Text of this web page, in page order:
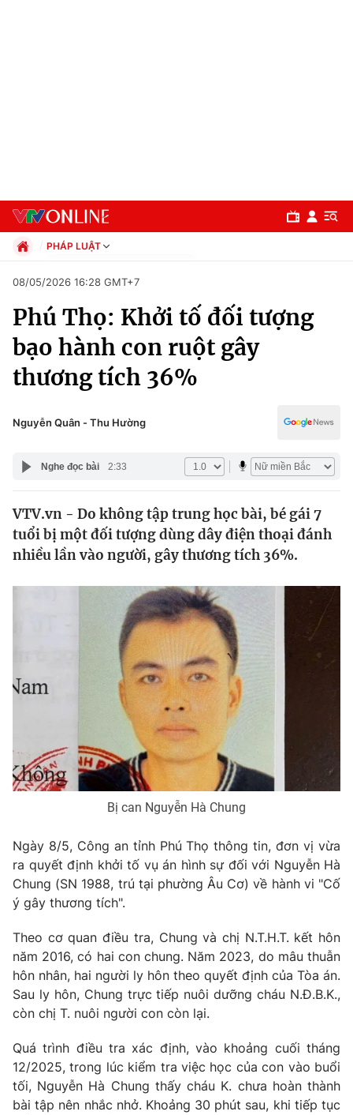
Chuyên mục
Chính trị
Thế giới
Câu chuyện quốc tế
Kinh tế
Góc doanh nghiệp
Dữ liệu và đời sống
Truyền hình
Hậu trường
Nhân vật
Giải sao mai
Điện ảnh
Âm nhạc
Đời sống
Chất lượng cuộc sống
Tuyển sinh
Học trực tuyến
Công nghệ
Hitech Công nghệ tương lai
Thị trường
Tư vấn
Giao lưu trực tuyến
Lịch phát sóng
Chuyên mục khác
Emagazine Podcast
Photo Infographic
PHÁP LUẬT
Xã hội
Pháp luật
Thể thao
Truyền hình
Văn hóa - Giải trí
Giáo dục
08/05/2026 16:28 GMT+7
Phú Thọ: Khởi tố đối tượng
bạo hành con ruột gây
thương tích 36%
Nguyễn Quân - Thu Hường
Nghe đọc bài 2:33
VTV.vn - Do không tập trung học bài, bé gái 7
tuổi bị một đối tượng dùng dây điện thoại đánh
nhiều lần vào người, gây thương tích 36%.
Bị can Nguyễn Hà Chung
Ngày 8/5, Công an tỉnh Phú Thọ thông tin, đơn vị vừa
ra quyết định khởi tố vụ án hình sự đối với Nguyễn Hà
Chung (SN 1988, trú tại phường Âu Cơ) về hành vi "Cố
ý gây thương tích".
Theo cơ quan điều tra, Chung và chị N.T.H.T. kết hôn
năm 2016, có hai con chung. Năm 2023, do mâu thuẫn
hôn nhân, hai người ly hôn theo quyết định của Tòa án.
Sau ly hôn, Chung trực tiếp nuôi dưỡng cháu N.Đ.B.K.,
còn chị T. nuôi người con còn lại.
Quá trình điều tra xác định, vào khoảng cuối tháng
12/2025, trong lúc kiểm tra việc học của con vào buổi
tối, Nguyễn Hà Chung thấy cháu K. chưa hoàn thành
bài tập nên nhắc nhở. Khoảng 30 phút sau, khi tiếp tục